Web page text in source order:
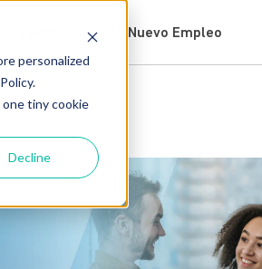
personalized
tiny cookie
Decline
Tu Nuevo Empleo